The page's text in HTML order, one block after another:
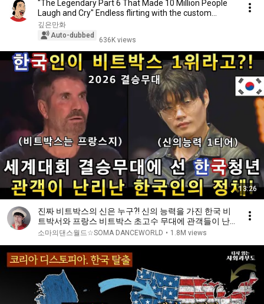
"The Legendary Part 6 That Made 10 Million People
Laugh and Cry" Endless flirting with the custom...
깊은만화
Auto-dubbed
636K views
13:26
진짜 비트박스의 신은 누구?! 신의 능력을 가진 한국 비
트박서와 프랑스 비트박스 초고수 무대에 관객들이 난
리난 이유!(해외반응)ㅣ갓탤런트 GOT TALENTㅣ소마
소마의댄스월드☆SOMA DANCEWORLD • 1.8M views